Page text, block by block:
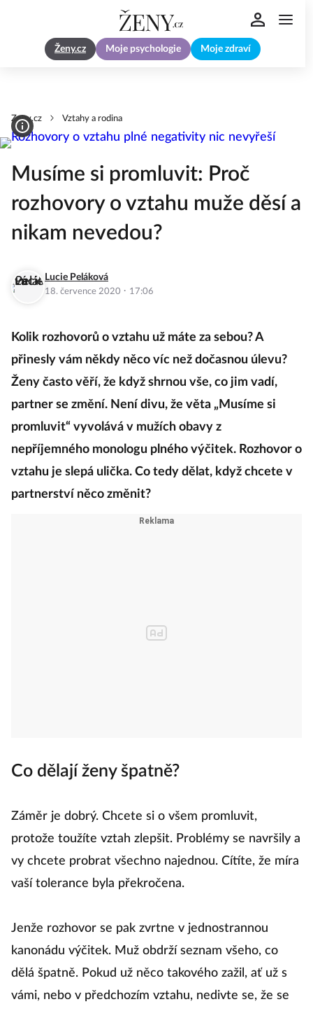
Ženy.cz Moje psychologie Moje zdraví
Zeny.cz Vztahy a rodina
Musíme si promluvit: Proč
rozhovory o vztahu muže děsí a
Kolik rozhovorů o vztahu už máte za sebou? A
přinesly vám někdy něco víc než dočasnou úlevu?
Ženy často věří, že když shrnou vše, co jim vadí,
partner se změní. Není divu, že věta „Musíme si
promluvit“ vyvolává v mužích obavy z
nepříjemného monologu plného výčitek. Rozhovor o
vztahu je slepá ulička. Co tedy dělat, když chcete v
partnerství něco změnit?
Záměr je dobrý. Chcete si o všem promluvit,
protože toužíte vztah zlepšit. Problémy se navršily a
vy chcete probrat všechno najednou. Cítíte, že míra
Jenže rozhovor se pak zvrtne v jednostrannou
kanonádu výčitek. Muž obdrží seznam všeho, co
dělá špatně. Pokud už něco takového zažil, ať už s